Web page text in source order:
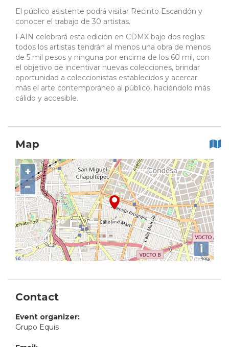
El público asistente podrá visitar Recinto Escandón y
conocer el trabajo de 30 artistas.
FAIN celebrará esta edición en CDMX bajo dos reglas:
todos los artistas tendrán al menos una obra de menos
de 5 mil pesos y ninguna por encima de los 60 mil, con
el objetivo de incentivar nuevas colecciones, brindar
oportunidad a coleccionistas establecidos y acercar
más el arte contemporáneo al público, haciéndolo más
cálido y accesible.
Map
+
−
i
Contact
Event organizer:
Grupo Equis